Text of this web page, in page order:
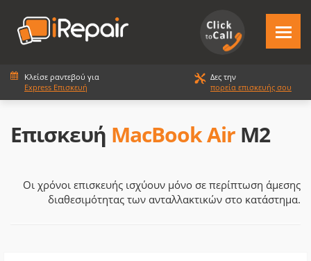
Κλείσε ραντεβού για
Express Επισκευή
Δες την
πορεία επισκευής σου
Επισκευή MacBook Air M2
Οι χρόνοι επισκευής ισχύουν μόνο σε περίπτωση άμεσης
διαθεσιμότητας των ανταλλακτικών στο κατάστημα.